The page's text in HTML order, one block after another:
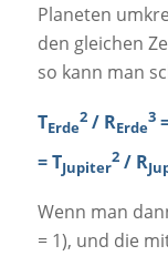
Planeten
den gleichen
so kann man
TErde
2/ RErde
3
= TJupiter
2/ R
Wenn man
= 1), und die